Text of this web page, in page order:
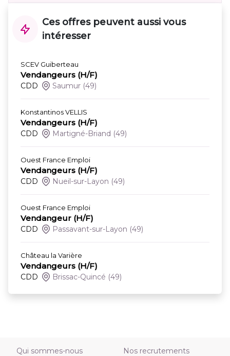
Ces offres peuvent aussi vous
intéresser
SCEV Guiberteau
Vendangeurs (H/F)
CDD Saumur (49)
Konstantinos VELLIS
Vendangeurs (H/F)
CDD Martigné-Briand (49)
Ouest France Emploi
Vendangeurs (H/F)
CDD Nueil-sur-Layon (49)
Ouest France Emploi
Vendangeur (H/F)
CDD Passavant-sur-Layon (49)
Château la Varière
Vendangeurs (H/F)
CDD Brissac-Quincé (49)
Qui sommes-nous
Nos recrutements